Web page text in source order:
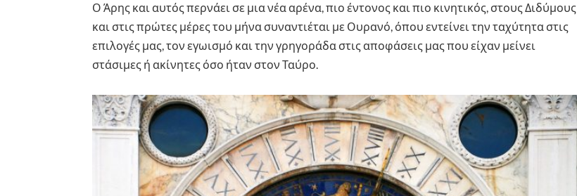
Ο Άρης και αυτός περνάει σε μια νέα αρένα, πιο έντονος και πιο κινητικός, στους Διδύμους
και στις πρώτες μέρες του μήνα συναντιέται με Ουρανό, όπου εντείνει την ταχύτητα στις
επιλογές μας, τον εγωισμό και την γρηγοράδα στις αποφάσεις μας που είχαν μείνει
στάσιμες ή ακίνητες όσο ήταν στον Ταύρο.